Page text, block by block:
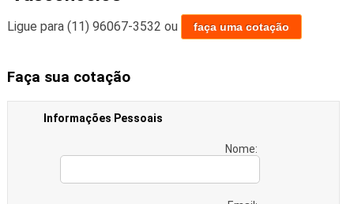
Ligue para (11) 96067-3532 ou faça uma cotação
Faça sua cotação
Informações Pessoais
Nome: